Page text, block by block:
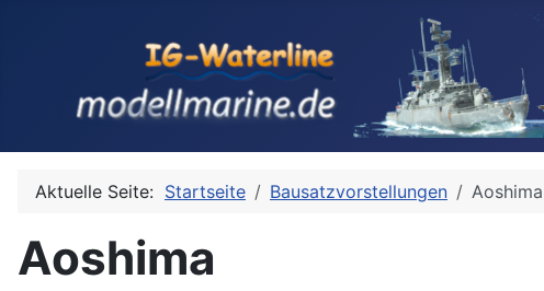
Aktuelle Seite: Startseite Bausatzvorstellungen Aoshima
Aoshima